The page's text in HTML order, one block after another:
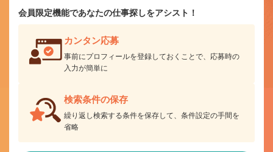
会員限定機能であなたの仕事探しをアシスト！
カンタン応募
事前にプロフィールを登録しておくことで、応募時の
入力が簡単に
検索条件の保存
繰り返し検索する条件を保存して、条件設定の手間を
省略